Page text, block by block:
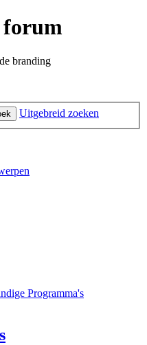
forum
branding
Uitgebreid zoeken
Programma's